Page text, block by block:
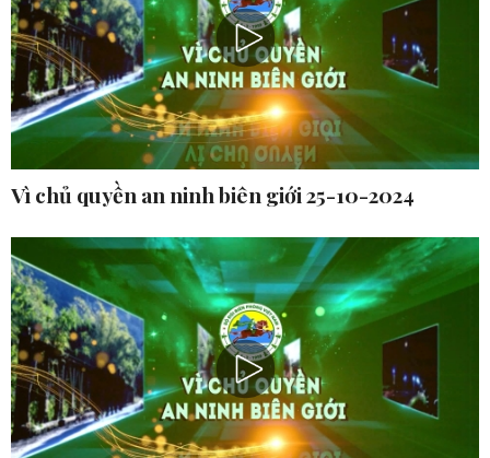
Vì chủ quyền an ninh biên giới 25-10-2024